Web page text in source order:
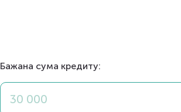
Бажана сума кредиту: